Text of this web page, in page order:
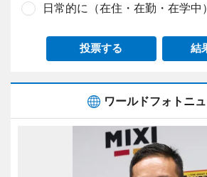
日常的に（在住・在勤・在学中）
投票する 結
ワールドフォトニ